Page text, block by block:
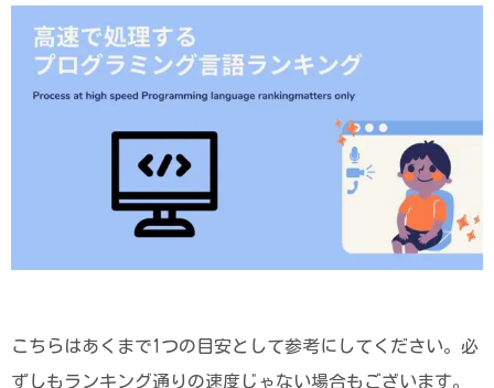
こちらはあくまで1つの目安として参考にしてください。必
ずしもランキング通りの速度じゃない場合もございます。